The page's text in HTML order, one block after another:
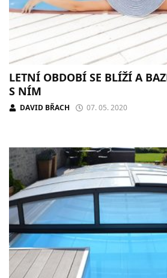
LETNÍ OBDOBÍ SE BLÍŽÍ A
S NÍM
DAVID BŘACH 07. 05. 2020